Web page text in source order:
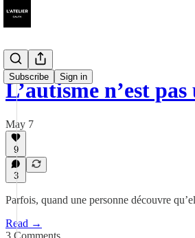
Subscribe Sign in
L’autisme n’est
May 7
9
3
Parfois, quand une personne découvre
Read →
3 Comments